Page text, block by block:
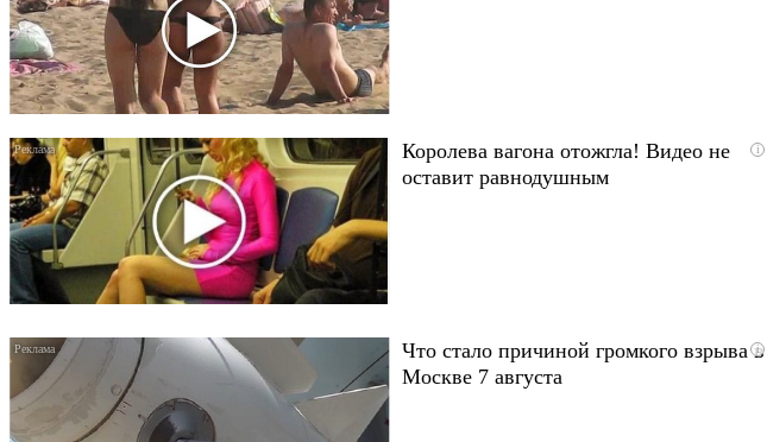
i
Королева вагона отожгла! Видео не
оставит равнодушным
i
Что стало причиной громкого взрыва в
Москве 7 августа